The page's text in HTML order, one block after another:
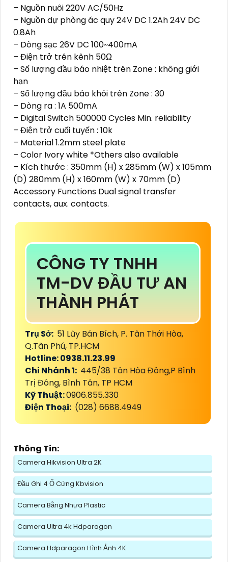
– Nguồn nuôi 220V AC/50Hz
– Nguồn dự phòng ác quy 24V DC 1.2Ah 24V DC
0.8Ah
– Dòng sạc 26V DC 100~400mA
– Điện trở trên kênh 50Ω
– Số lượng đầu báo nhiệt trên Zone : không giới
hạn
– Số lượng đầu báo khói trên Zone : 30
– Dòng ra : 1A 500mA
– Digital Switch 500000 Cycles Min. reliability
– Điện trở cuối tuyến : 10k
– Material 1.2mm steel plate
– Color Ivory white *Others also available
– Kích thước : 350mm (H) x 285mm (W) x 105mm
(D) 280mm (H) x 160mm (W) x 70mm (D)
Accessory Functions Dual signal transfer
contacts, aux. contacts.
CÔNG TY TNHH
TM-DV ĐẦU TƯ AN
THÀNH PHÁT
Trụ Sở: 51 Lũy Bán Bích, P. Tân Thới Hòa,
Q.Tân Phú, TP.HCM
Hotline: 0938.11.23.99
Chi Nhánh 1: 445/38 Tân Hòa Đông,P Bình
Trị Đông, Bình Tân, TP HCM
Kỹ Thuật:0906.855.330
Điện Thoại: (028) 6688.4949
Thông Tin:
Camera Hikvision Ultra 2K
Đầu Ghi 4 Ổ Cứng Kbvision
Camera Bằng Nhựa Plastic
Camera Ultra 4k Hdparagon
Camera Hdparagon Hình Ảnh 4K